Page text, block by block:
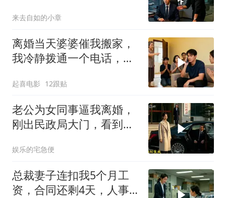
来去自如的小章
离婚当天婆婆催我搬家，
我冷静拨通一个电话，全
起喜电影 12跟贴
老公为女同事逼我离婚，
刚出民政局大门，看到我
娱乐的宅急便
总裁妻子连扣我5个月工
资，合同还剩4天，人事